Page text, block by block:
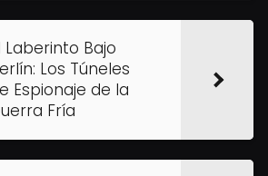
Laberinto Bajo
Los Túneles
Espionaje de la
Fría